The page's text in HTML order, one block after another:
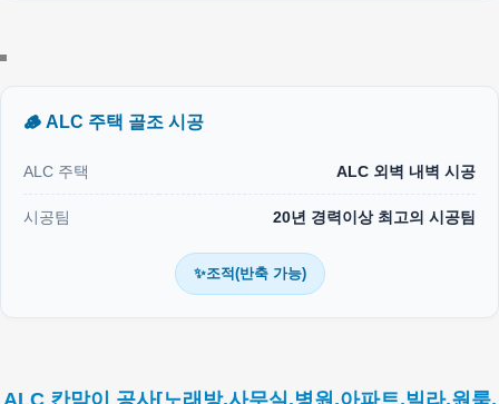
🪵 ALC 주택 골조 시공
ALC 주택 ALC 외벽 내벽 시공
시공팀 20년 경력이상 최고의 시공팀
✨조적(반축 가능)
ALC 칸막이 공사[노래방,사무실,병원,아파트,빌라,원룸,